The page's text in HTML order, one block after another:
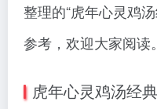
整理的“虎年心灵鸡
参考，欢迎大家阅读。
虎年心灵鸡汤经